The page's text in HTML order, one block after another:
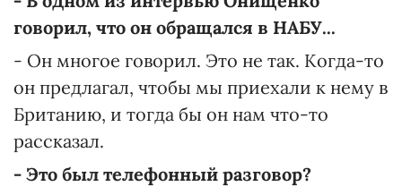
говорил, что он обращался в НАБУ...
- Он многое говорил. Это не так. Когда-то
он предлагал, чтобы мы приехали к нему в
Британию, и тогда бы он нам что-то
рассказал.
- Это был телефонный разговор?